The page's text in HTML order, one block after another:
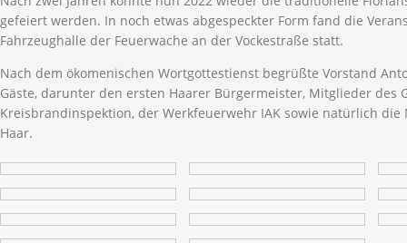
gefeiert werden. In noch etwas abgespeckter Form fand die
Fahrzeughalle der Feuerwache an der Vockestraße statt.
Nach dem ökomenischen Wortgottestienst begrüßte Vorstand
Gäste, darunter den ersten Haarer Bürgermeister, Mitglieder des
Kreisbrandinspektion, der Werkfeuerwehr IAK sowie natürlich
Haar.